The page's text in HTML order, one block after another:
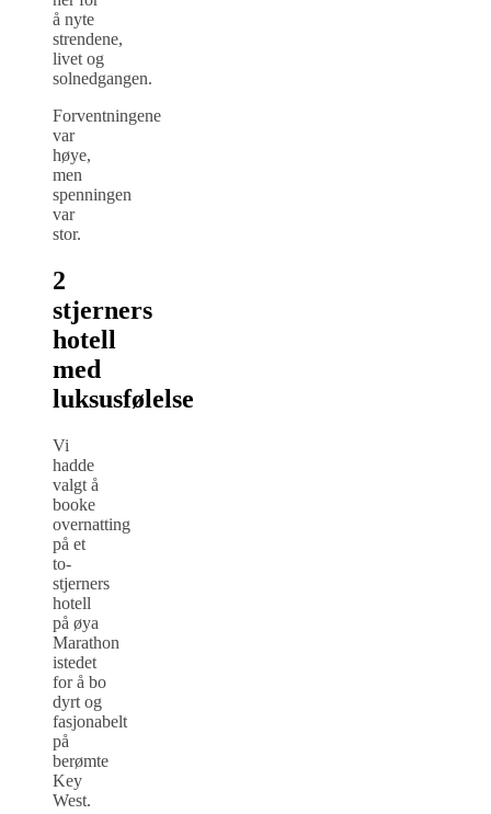
å nyte
strendene,
livet og
solnedgangen.
Forventningene
var
høye,
men
spenningen
var
stor.
2
stjerners
hotell
med
luksusfølelse
Vi
hadde
valgt å
booke
overnatting
på et
to-
stjerners
hotell
på øya
Marathon
istedet
for å bo
dyrt og
fasjonabelt
på
berømte
Key
West.